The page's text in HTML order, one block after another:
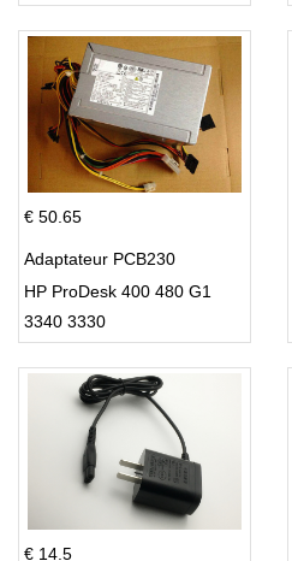
€ 50.65
Adaptateur PCB230
HP ProDesk 400 480 G1
3340 3330
€ 14.5